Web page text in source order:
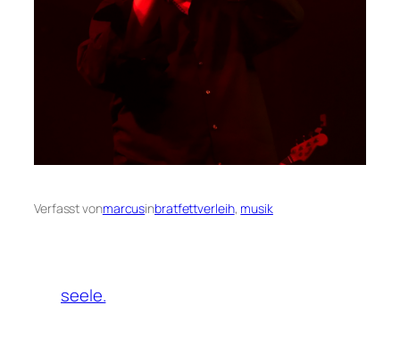
Verfasst vonmarcusinbratfettverleih, musik
seele.